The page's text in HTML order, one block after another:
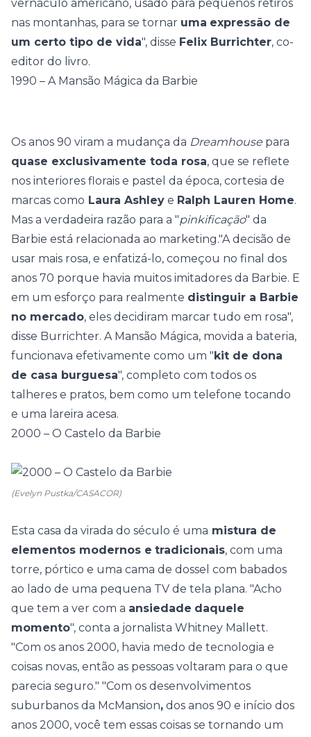
vernáculo americano, usado para pequenos retiros
nas montanhas, para se tornar uma expressão de
um certo tipo de vida", disse Felix Burrichter, co-
editor do livro.
1990 – A Mansão Mágica da Barbie
Os anos 90 viram a mudança da Dreamhouse para
quase exclusivamente toda rosa, que se reflete
nos interiores florais e pastel da época, cortesia de
marcas como Laura Ashley e Ralph Lauren Home.
Mas a verdadeira razão para a "pinkificação" da
Barbie está relacionada ao marketing."A decisão de
usar mais rosa, e enfatizá-lo, começou no final dos
anos 70 porque havia muitos imitadores da Barbie. E
em um esforço para realmente distinguir a Barbie
no mercado, eles decidiram marcar tudo em rosa",
disse Burrichter. A Mansão Mágica, movida a bateria,
funcionava efetivamente como um "kit de dona
de casa burguesa", completo com todos os
talheres e pratos, bem como um telefone tocando
e uma lareira acesa.
2000 – O Castelo da Barbie
(Evelyn Pustka/CASACOR)
Esta casa da virada do século é uma mistura de
elementos modernos e tradicionais, com uma
torre, pórtico e uma cama de dossel com babados
ao lado de uma pequena TV de tela plana. "Acho
que tem a ver com a ansiedade daquele
momento", conta a jornalista Whitney Mallett.
"Com os anos 2000, havia medo de tecnologia e
coisas novas, então as pessoas voltaram para o que
parecia seguro." "Com os desenvolvimentos
suburbanos da McMansion, dos anos 90 e início dos
anos 2000, você tem essas coisas se tornando um